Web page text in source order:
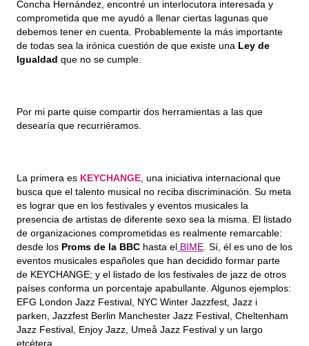
Concha Hernández, encontré un interlocutora interesada y
comprometida que me ayudó a llenar ciertas lagunas que
debemos tener en cuenta. Probablemente la más importante
de todas sea la irónica cuestión de que existe una Ley de
Igualdad que no se cumple.
Por mi parte quise compartir dos herramientas a las que
desearía que recurriéramos.
La primera es KEYCHANGE , una iniciativa internacional que
busca que el talento musical no reciba discriminación. Su meta
es lograr que en los festivales y eventos musicales la
presencia de artistas de diferente sexo sea la misma. El listado
de organizaciones comprometidas es realmente remarcable:
desde los Proms de la BBC hasta el BIME . Sí, él es uno de los
eventos musicales españoles que han decidido formar parte
de KEYCHANGE; y el listado de los festivales de jazz de otros
países conforma un porcentaje apabullante. Algunos ejemplos:
EFG London Jazz Festival, NYC Winter Jazzfest, Jazz i
parken, Jazzfest Berlin Manchester Jazz Festival, Cheltenham
Jazz Festival, Enjoy Jazz, Umeå Jazz Festival y un largo
etcétera.